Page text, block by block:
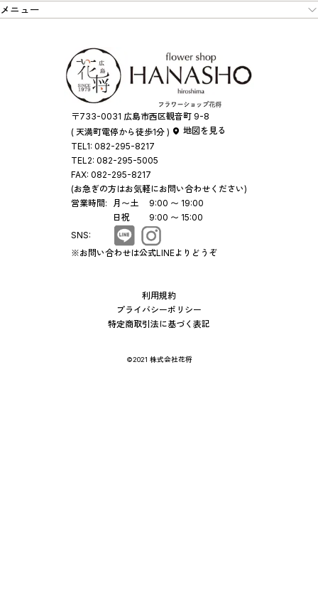
メニュー
〒733-0031 広島市西区観音町 9-8
( 天満町電停から徒歩1分 )
地図を見る
TEL1: 082-295-8217
TEL2: 082-295-5005
FAX: 082-295-8217
(お急ぎの方はお気軽にお問い合わせください)
営業時間:
月〜土
9:00 〜 19:00
日祝
9:00 〜 15:00
SNS:
※お問い合わせは公式LINEよりどうぞ
利用規約
プライバシーポリシー
特定商取引法に基づく表記
©2021 株式会社花将